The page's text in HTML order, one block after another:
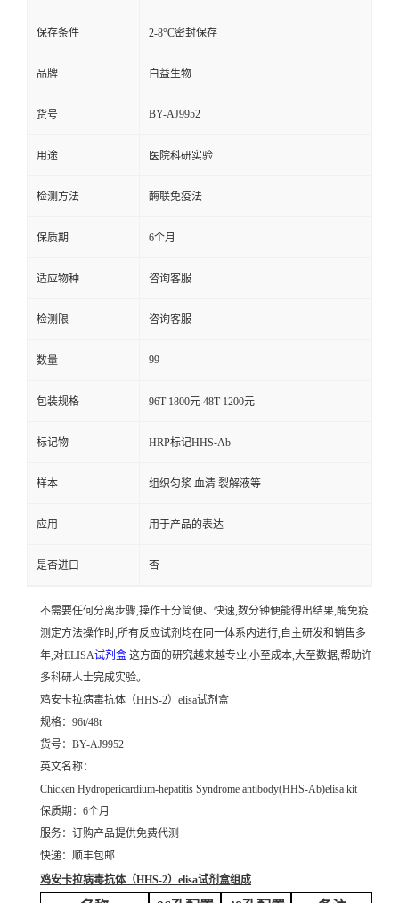
保存条件 2-8°C密封保存
品牌 白益生物
货号 BY-AJ9952
用途 医院科研实验
检测方法 酶联免疫法
保质期 6个月
适应物种 咨询客服
检测限 咨询客服
数量 99
包装规格 96T 1800元 48T 1200元
标记物 HRP标记HHS-Ab
样本 组织匀浆 血清 裂解液等
应用 用于产品的表达
是否进口 否
不需要任何分离步骤,操作十分简便、快速,数分钟便能得出结果,酶免疫
测定方法操作时,所有反应试剂均在同一体系内进行,自主研发和销售多
年,对ELISA试剂盒 这方面的研究越来越专业,小至成本,大至数据,帮助许
多科研人士完成实验。
鸡安卡拉病毒抗体（HHS-2）elisa试剂盒
规格：96t/48t
货号：BY-AJ9952
英文名称：
Chicken Hydropericardium-hepatitis Syndrome antibody(HHS-Ab)elisa kit
保质期：6个月
服务：订购产品提供免费代测
快递：顺丰包邮
鸡安卡拉病毒抗体（HHS-2）elisa试剂盒组成